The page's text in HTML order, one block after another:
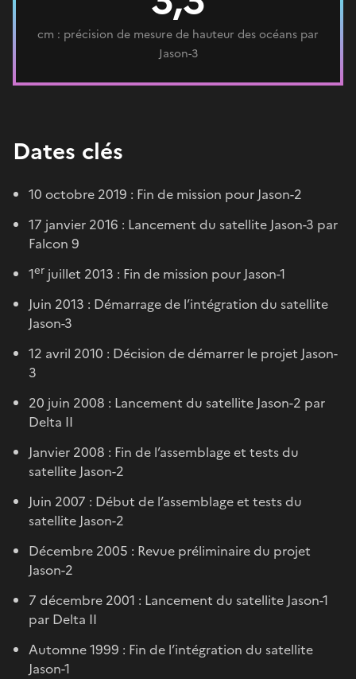
cm : précision de mesure de hauteur des océans par
Jason-3
Dates clés
10 octobre 2019 : Fin de mission pour Jason-2
17 janvier 2016 : Lancement du satellite Jason-3 par
Falcon 9
1er juillet 2013 : Fin de mission pour Jason-1
Juin 2013 : Démarrage de l’intégration du satellite
Jason-3
12 avril 2010 : Décision de démarrer le projet Jason-
3
20 juin 2008 : Lancement du satellite Jason-2 par
Delta II
Janvier 2008 : Fin de l’assemblage et tests du
satellite Jason-2
Juin 2007 : Début de l’assemblage et tests du
satellite Jason-2
Décembre 2005 : Revue préliminaire du projet
Jason-2
7 décembre 2001 : Lancement du satellite Jason-1
par Delta II
Automne 1999 : Fin de l’intégration du satellite
Jason-1